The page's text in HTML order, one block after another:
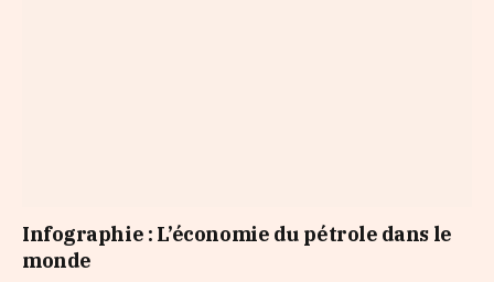
Infographie : L’économie du pétrole dans le
monde